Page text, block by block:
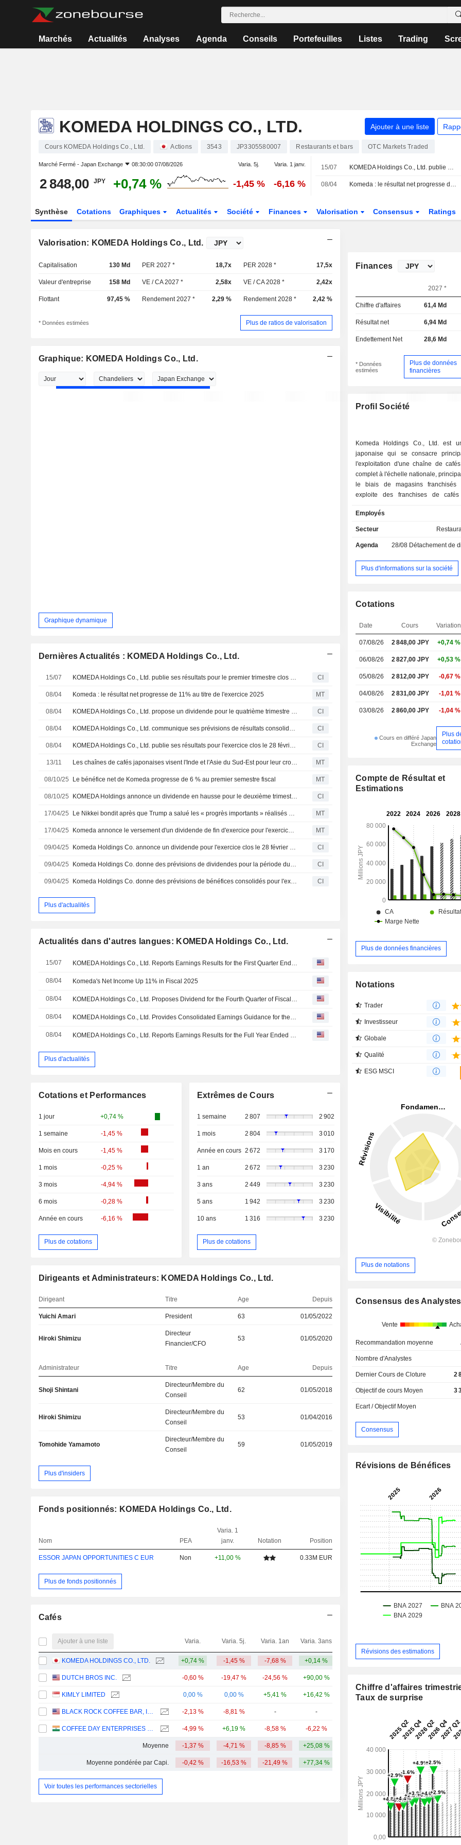
Marchés Actualités Analyses Agenda Conseils Portefeuilles Listes Trading
KOMEDA HOLDINGS CO., LTD. Ajouter à une liste
Cours KOMEDA Holdings Co., Ltd. Actions 3543 JP3305580007 Restaurants et bars OTC Markets Traded
Marché Fermé - Japan Exchange 08:30:00 07/08/2026 Varia. 5j. Varia. 1 janv.
2 848,00 JPY +0,74 % -1,45 % -6,16 %
15/07 KOMEDA Holdings Co., Ltd. publie ses résultats pour le premier trimestre clos le 31 mai 2026
08/04 Komeda : le résultat net progresse de 11% au titre de l'exercice 2025
Synthèse Cotations Graphiques Actualités Société Finances Valorisation Consensus Ratings
Valorisation: KOMEDA Holdings Co., Ltd.
Capitalisation 130 Md PER 2027 * 18,7x PER 2028 * 17,5x
Valeur d'entreprise 158 Md VE / CA 2027 * 2,58x VE / CA 2028 * 2,42x
Flottant 97,45 % Rendement 2027 * 2,29 % Rendement 2028 * 2,42 %
* Données estimées Plus de ratios de valorisation
Graphique: KOMEDA Holdings Co., Ltd.
Graphique dynamique
Dernières Actualités : KOMEDA Holdings Co., Ltd.
15/07 KOMEDA Holdings Co., Ltd. publie ses résultats pour le premier trimestre clos le 31 mai 2026 CI
08/04 Komeda : le résultat net progresse de 11% au titre de l'exercice 2025 MT
08/04 KOMEDA Holdings Co., Ltd. propose un dividende pour le quatrième trimestre de l'exercice clos le 28 février 2026, payable le 14 mai 2026 ; communique ses prévisions de dividende pour les deuxième et quatrième trimestres de l'exercice se terminant le 28 février 2027 CI
08/04 KOMEDA Holdings Co., Ltd. communique ses prévisions de résultats consolidés pour l'exercice clos le 28 février 2027 CI
08/04 KOMEDA Holdings Co., Ltd. publie ses résultats pour l'exercice clos le 28 février 2026 CI
13/11 Les chaînes de cafés japonaises visent l'Inde et l'Asie du Sud-Est pour leur croissance MT
08/10/25 Le bénéfice net de Komeda progresse de 6 % au premier semestre fiscal MT
08/10/25 KOMEDA Holdings annonce un dividende en hausse pour le deuxième trimestre de l'exercice se terminant en février 2026 CI
17/04/25 Le Nikkei bondit après que Trump a salué les « progrès importants » réalisés dans les négociations commerciales avec le Japon MT
17/04/25 Komeda annonce le versement d'un dividende de fin d'exercice pour l'exercice clos le 28 février MT
09/04/25 Komeda Holdings Co. annonce un dividende pour l'exercice clos le 28 février 2025, payable le 15 mai 2025 CI
09/04/25 Komeda Holdings Co. donne des prévisions de dividendes pour la période du deuxième trimestre et du quatrième trimestre de l'année se terminant le 28 février 2026. CI
09/04/25 Komeda Holdings Co. donne des prévisions de bénéfices consolidés pour l'exercice se terminant le 28 février 2026 CI
Plus d'actualités
Actualités dans d'autres langues: KOMEDA Holdings Co., Ltd.
15/07
08/04 Komeda's Net Income Up 11% in Fiscal 2025
08/04
08/04
08/04
Plus d'actualités
Cotations et Performances
1 jour +0,74 %
1 semaine -1,45 %
Mois en cours -1,45 %
1 mois -0,25 %
3 mois -4,94 %
6 mois -0,28 %
Année en cours -6,16 %
Plus de cotations
Extrêmes de Cours
1 semaine 2 807 2 902
1 mois 2 804 3 010
Année en cours 2 672 3 170
1 an 2 672 3 230
3 ans 2 449 3 230
5 ans 1 942 3 230
10 ans 1 316 3 230
Plus de cotations
Dirigeants et Administrateurs: KOMEDA Holdings Co., Ltd.
Dirigeant Titre Age Depuis
Yuichi Amari President 63 01/05/2022
Hiroki Shimizu
Directeur
Financier/CFO
53 01/05/2020
Administrateur Titre Age Depuis
Shoji Shintani
Directeur/Membre du
Conseil
62 01/05/2018
Hiroki Shimizu
Directeur/Membre du
Conseil
53 01/04/2016
Tomohide Yamamoto
Directeur/Membre du
Conseil
59 01/05/2019
Plus d'insiders
Fonds positionnés: KOMEDA Holdings Co., Ltd.
Nom PEA
Varia. 1
janv.
Notation Position
ESSOR JAPAN OPPORTUNITIES C EUR Non +11,00 % 0.33M EUR
Plus de fonds positionnés
Cafés
Ajouter à une liste Varia. Varia. 5j. Varia. 1an Varia. 3ans
KOMEDA HOLDINGS CO., LTD. +0,74 % -1,45 % -7,68 % +0,14 % 822 M
DUTCH BROS INC. -0,60 % -19,47 % -24,56 % +90,00 %
KIMLY LIMITED 0,00 % 0,00 % +5,41 % +16,42 % 380 M
BLACK ROCK COFFEE BAR, INC. -2,13 % -8,81 % - -
COFFEE DAY ENTERPRISES LIMITED -4,99 % +6,19 % -8,58 % -6,22 %
Moyenne -1,37 % -4,71 % -8,85 % +25,08 % 1,75 Md
Moyenne pondérée par Capi. -0,42 % -16,53 % -21,49 % +77,34 %
Voir toutes les performances sectorielles
Finances
2027 *
Chiffre d'affaires 61,4 Md
Résultat net 6,94 Md
Endettement Net 28,6 Md
* Données
estimées
Plus de données
financières
Profil Société
Komeda Holdings Co., Ltd. est
japonaise qui se consacre
l'exploitation d'une chaîne de
complet à l'échelle nationale,
le biais de magasins franchisés
exploite des franchises de
fournit à ses franchisés des
sélection d’emplacements de
transmission de savoir-faire en
des aménagements intérieurs des
des conseils sur l’exploitation
locaux commerciaux. Elle assure
compris pour les magasins
des magasins en gestion directe
Employés
Secteur
Agenda 28/08 Détachement de
Plus d'informations sur la société
Cotations
Date Cours Variation
07/08/26 2 848,00 JPY +0,74 %
06/08/26 2 827,00 JPY +0,53 %
05/08/26 2 812,00 JPY -0,67 %
04/08/26 2 831,00 JPY -1,01 %
03/08/26 2 860,00 JPY -1,04 %
Cours en différé Japan
Exchange
Plus
Compte de Résultat et
Estimations
Plus de données financières
Notations
Trader
Investisseur
Globale
Qualité
ESG MSCI
Plus de notations
Consensus des Analystes
Vente
Recommandation moyenne
Nombre d'Analystes
Dernier Cours de Cloture 2
Objectif de cours Moyen 3
Ecart / Objectif Moyen
Consensus
Révisions de Bénéfices
Révisions des estimations
Chiffre d'affaires
Taux de surprise